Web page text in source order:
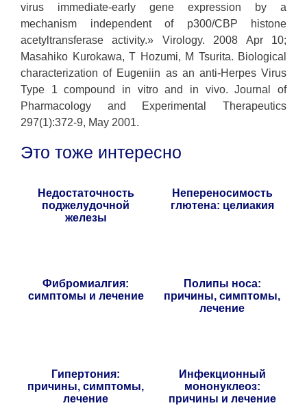
virus immediate-early gene expression by a
mechanism independent of p300/CBP histone
acetyltransferase activity.» Virology. 2008 Apr 10;
Masahiko Kurokawa, T Hozumi, M Tsurita. Biological
characterization of Eugeniin as an anti-Herpes Virus
Type 1 compound in vitro and in vivo. Journal of
Pharmacology and Experimental Therapeutics
297(1):372-9, May 2001.
Это тоже интересно
Недостаточность
поджелудочной
железы
Непереносимость
глютена: целиакия
Фибромиалгия:
симптомы и лечение
Полипы носа:
причины, симптомы,
лечение
Гипертония:
причины, симптомы,
лечение
Инфекционный
мононуклеоз:
причины и лечение